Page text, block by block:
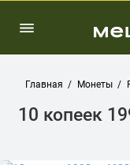
Главная Монеты
10 копеек